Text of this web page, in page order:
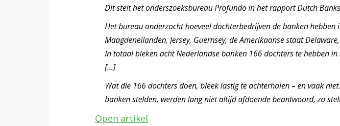
Dit stelt het onderszoeksbureau Profundo in het rapport Dutch
Het bureau onderzocht hoeveel dochterbedrijven de banken
Maagdeneilanden, Jersey, Guernsey, de Amerikaanse staat
In totaal bleken acht Nederlandse banken 166 dochters te hebben
[…]
Wat die 166 dochters doen, bleek lastig te achterhalen – en vaak
banken stelden, werden lang niet altijd afdoende beantwoord, zo
Open artikel